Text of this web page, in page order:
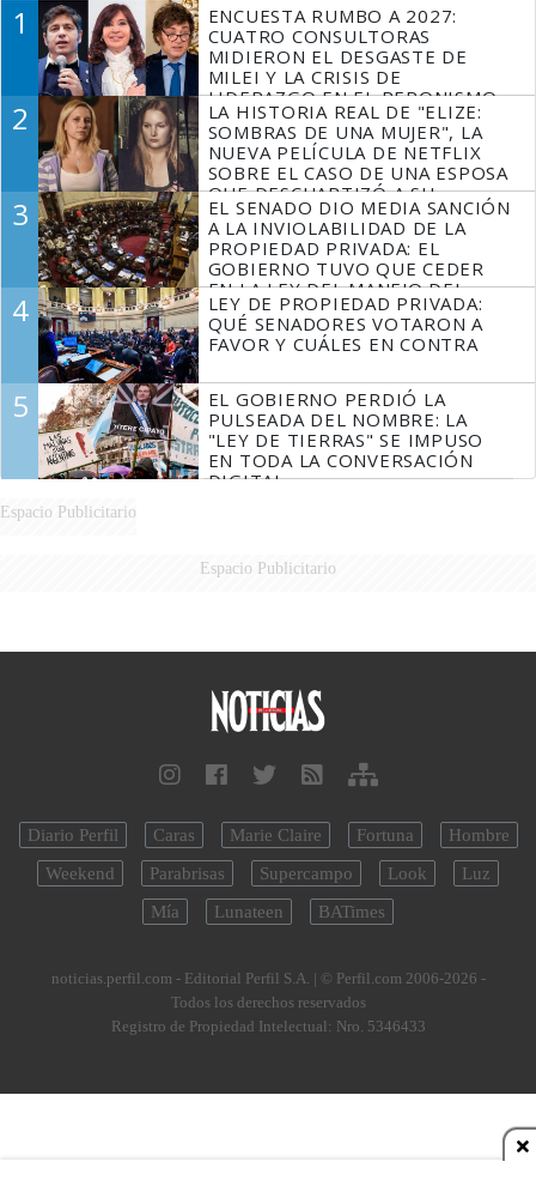
1
ENCUESTA RUMBO A 2027:
CUATRO CONSULTORAS
MIDIERON EL DESGASTE DE
MILEI Y LA CRISIS DE
LIDERAZGO EN EL PERONISMO
2
LA HISTORIA REAL DE "ELIZE:
SOMBRAS DE UNA MUJER", LA
NUEVA PELÍCULA DE NETFLIX
SOBRE EL CASO DE UNA ESPOSA
QUE DESCUARTIZÓ A SU
MARIDO
3
EL SENADO DIO MEDIA SANCIÓN
A LA INVIOLABILIDAD DE LA
PROPIEDAD PRIVADA: EL
GOBIERNO TUVO QUE CEDER
EN LA LEY DEL MANEJO DEL
FUEGO
4
LEY DE PROPIEDAD PRIVADA:
QUÉ SENADORES VOTARON A
FAVOR Y CUÁLES EN CONTRA
5
EL GOBIERNO PERDIÓ LA
PULSEADA DEL NOMBRE: LA
"LEY DE TIERRAS" SE IMPUSO
EN TODA LA CONVERSACIÓN
DIGITAL
Espacio Publicitario
Espacio Publicitario
Diario Perfil Caras Marie Claire Fortuna
Hombre
Weekend
Parabrisas Supercampo Look
Luz
Mía
Lunateen BATimes
noticias.perfil.com - Editorial Perfil S.A. | © Perfil.com 2006-2026 -
Todos los derechos reservados
Registro de Propiedad Intelectual: Nro. 5346433